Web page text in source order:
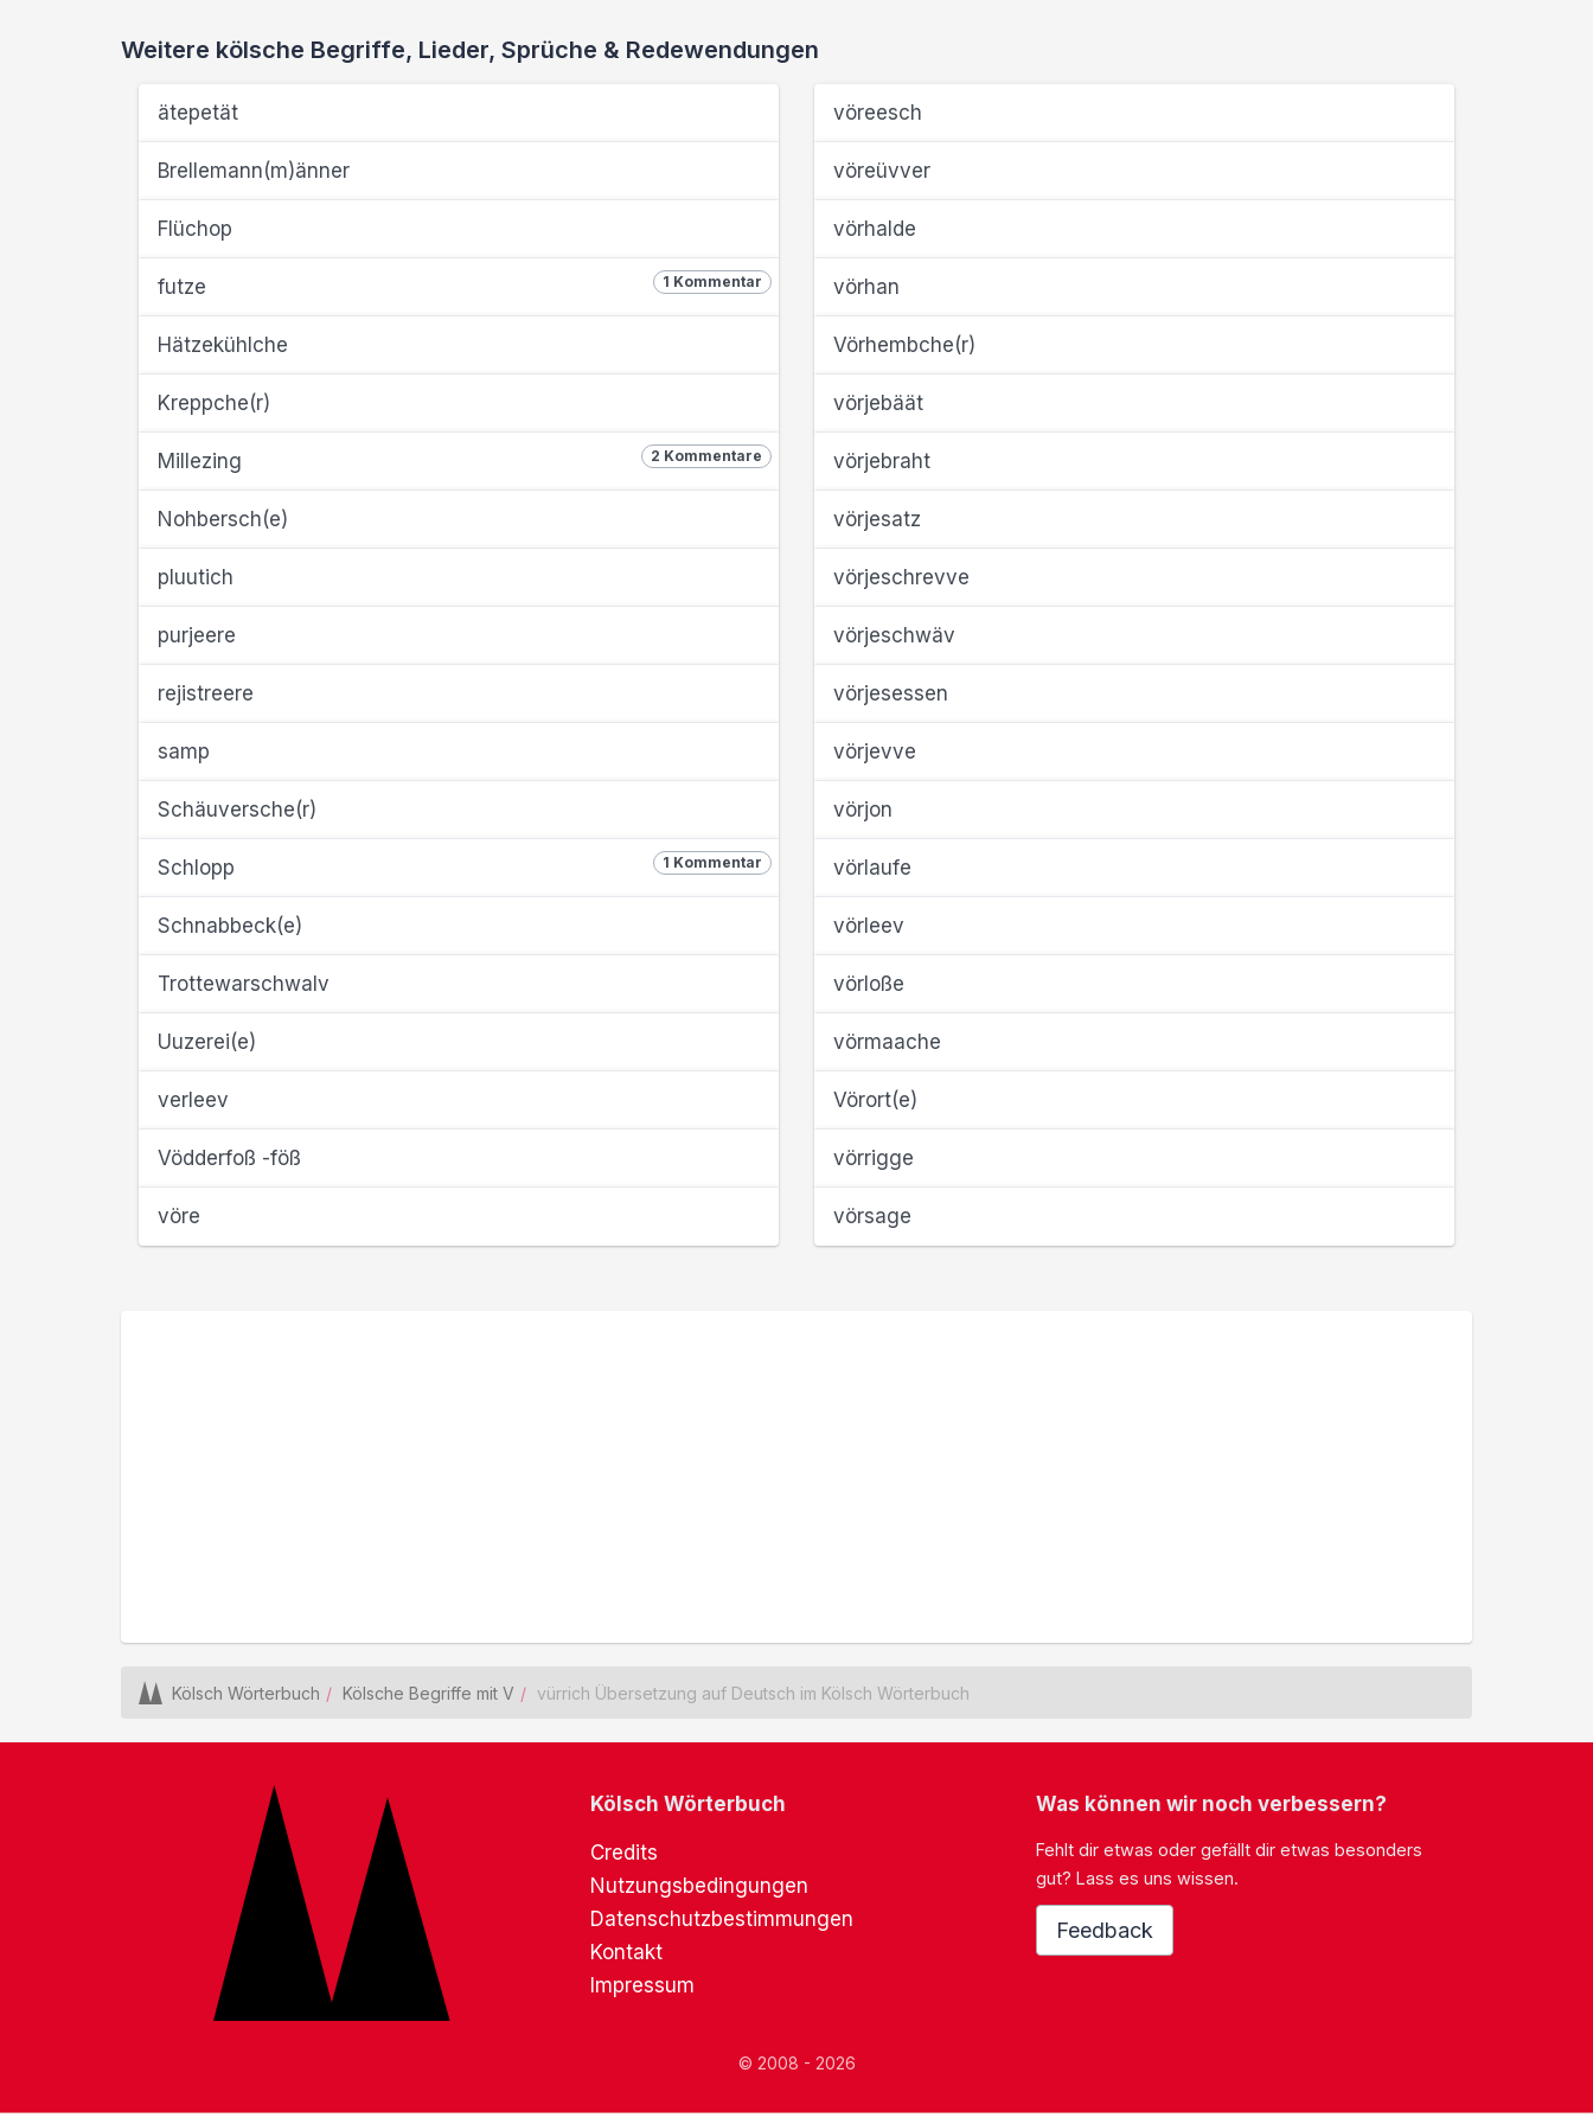
Weitere kölsche Begriffe, Lieder, Sprüche & Redewendungen
ätepetät
Brellemann(m)änner
Flüchop
1 Kommentar
futze
Hätzekühlche
Kreppche(r)
2 Kommentare
Millezing
Nohbersch(e)
pluutich
purjeere
rejistreere
samp
Schäuversche(r)
1 Kommentar
Schlopp
Schnabbeck(e)
Trottewarschwalv
Uuzerei(e)
verleev
Vödderfoß -föß
vöre
vöreesch
vöreüvver
vörhalde
vörhan
Vörhembche(r)
vörjebäät
vörjebraht
vörjesatz
vörjeschrevve
vörjeschwäv
vörjesessen
vörjevve
vörjon
vörlaufe
vörleev
vörloße
vörmaache
Vörort(e)
vörrigge
vörsage
Kölsch Wörterbuch Kölsche Begriffe mit V vürrich Übersetzung auf Deutsch im Kölsch Wörterbuch
Kölsch Wörterbuch
Credits
Nutzungsbedingungen
Datenschutzbestimmungen
Kontakt
Impressum
Was können wir noch verbessern?
Fehlt dir etwas oder gefällt dir etwas besonders
gut? Lass es uns wissen.
Feedback
© 2008 - 2026